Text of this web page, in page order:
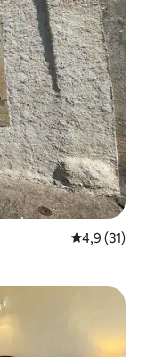
Évaluation
4,9 (31)